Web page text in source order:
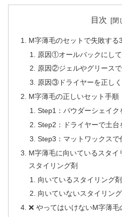
目次
M字薄毛のセットで失敗する
原因①オールバックにし
原因②ジェルやグリース
原因③ドライヤーを正し
M字薄毛の正しいセット手順
Step1：パウダーシェイク
Step2：ドライヤーで土台
Step3：マットワックスで
M字薄毛に向いているスタ
スタイリング剤
向いているスタイリング剤
向いていないスタイリング
❌ やってはいけないM字薄毛